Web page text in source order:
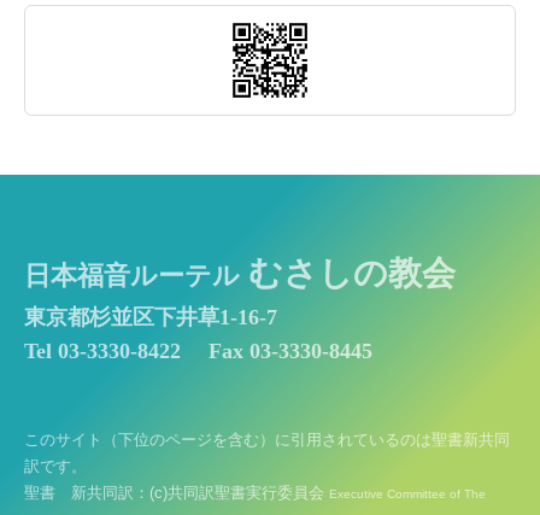
日本福音ルーテル むさしの教会
東京都杉並区下井草1-16-7
Tel 03-3330-8422
Fax 03-3330-8445
このサイト（下位のページを含む）に引用されているのは聖書新共同
訳です。
聖書 新共同訳：(c)共同訳聖書実行委員会 Executive Committee of The